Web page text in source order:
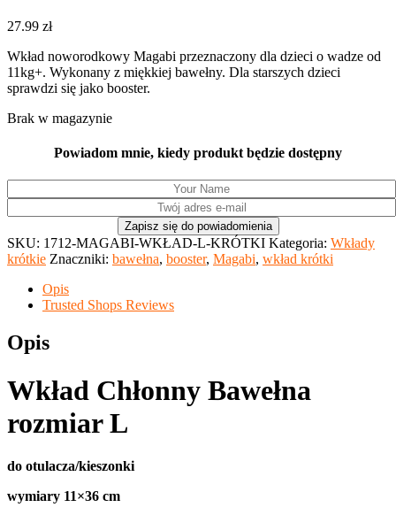
27.99 zł
Wkład noworodkowy Magabi przeznaczony dla dzieci o wadze od
11kg+. Wykonany z miękkiej bawełny. Dla starszych dzieci
sprawdzi się jako booster.
Brak w magazynie
Powiadom mnie, kiedy produkt będzie dostępny
SKU: 1712-MAGABI-WKŁAD-L-KRÓTKI Kategoria: Wkłady
krótkie Znaczniki: bawełna, booster, Magabi, wkład krótki
Opis
Trusted Shops Reviews
Opis
Wkład Chłonny Bawełna
rozmiar L
do otulacza/kieszonki
wymiary 11×36 cm